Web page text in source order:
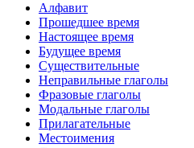
Алфавит
Прошедшее время
Настоящее время
Будущее время
Существительные
Неправильные глаголы
Фразовые глаголы
Модальные глаголы
Прилагательные
Местоимения